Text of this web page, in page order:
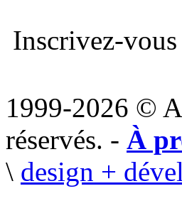
Inscrivez-
1999-2026 ©
réservés. - À
\ design +